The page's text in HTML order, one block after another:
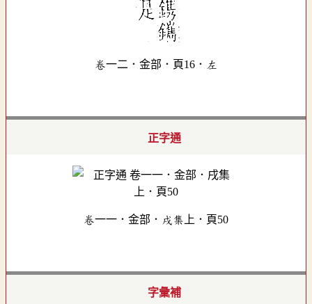
卷一二．金部．頁16．左
正字通
卷一一．金部．戌集上．頁50
字彙補